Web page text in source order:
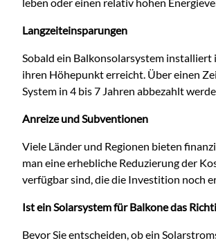
Langzeiteinsparungen
Sobald ein Balkonsolarsystem installiert
ihren Höhepunkt erreicht. Über einen
System in 4 bis 7 Jahren abbezahlt
Anreize und Subventionen
Viele Länder und Regionen bieten
man eine erhebliche Reduzierung der
verfügbar sind, die die Investition noch
Ist ein Solarsystem für Balkone das
Bevor Sie entscheiden, ob ein